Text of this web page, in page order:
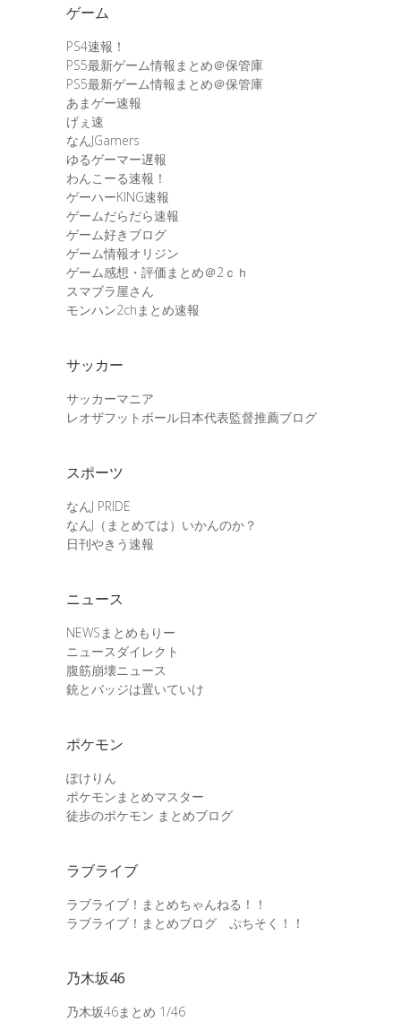
ゲーム
PS4速報！
PS5最新ゲーム情報まとめ＠保管庫
PS5最新ゲーム情報まとめ＠保管庫
あまゲー速報
げぇ速
なんJGamers
ゆるゲーマー遅報
わんこーる速報！
ゲーハーKING速報
ゲームだらだら速報
ゲーム好きブログ
ゲーム情報オリジン
ゲーム感想・評価まとめ＠2ｃｈ
スマブラ屋さん
モンハン2chまとめ速報
サッカー
サッカーマニア
レオザフットボール日本代表監督推薦ブログ
スポーツ
なんJ PRIDE
なんJ（まとめては）いかんのか？
日刊やきう速報
ニュース
NEWSまとめもりー
ニュースダイレクト
腹筋崩壊ニュース
銃とバッジは置いていけ
ポケモン
ぽけりん
ポケモンまとめマスター
徒歩のポケモン まとめブログ
ラブライブ
ラブライブ！まとめちゃんねる！！
ラブライブ！まとめブログ ぷちそく！！
乃木坂46
乃木坂46まとめ 1/46